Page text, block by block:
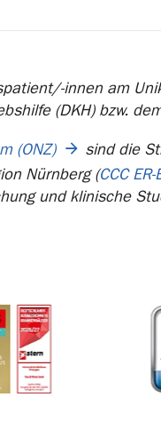
innen am
(DKH) bzw.
(ONZ)
sind die
Nürnberg (CCC ER-
und klinische